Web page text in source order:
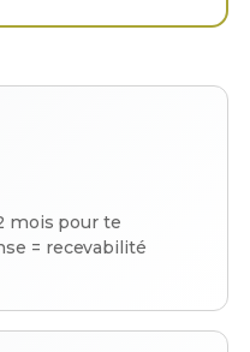
mois pour te
= recevabilité